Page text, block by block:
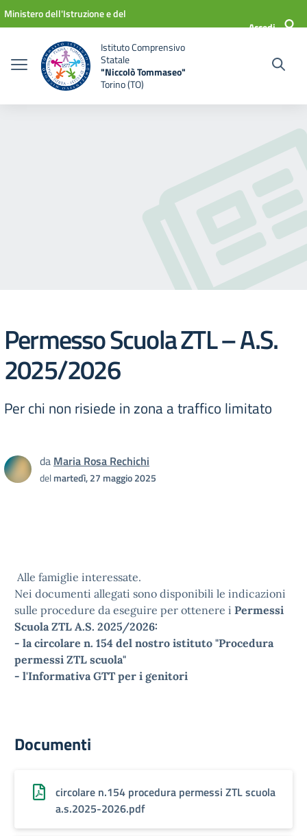
Vai ai contenuti
Vai al menu di navigazione
Vai al footer
Ministero dell'Istruzione e del
Accedi
Istituto Comprensivo
Statale
"Niccolò Tommaseo"
Torino (TO)
Permesso Scuola ZTL – A.S.
2025/2026
Per chi non risiede in zona a traffico limitato
da Maria Rosa Rechichi
delmartedì, 27 maggio 2025
Alle famiglie interessate.
Nei documenti allegati sono disponibili le indicazioni
sulle procedure da eseguire per ottenere i Permessi
Scuola ZTL A.S. 2025/2026:
- la circolare n. 154 del nostro istituto "Procedura
permessi ZTL scuola"
- l'Informativa GTT per i genitori
Documenti
circolare n.154 procedura permessi ZTL scuola
a.s.2025-2026.pdf